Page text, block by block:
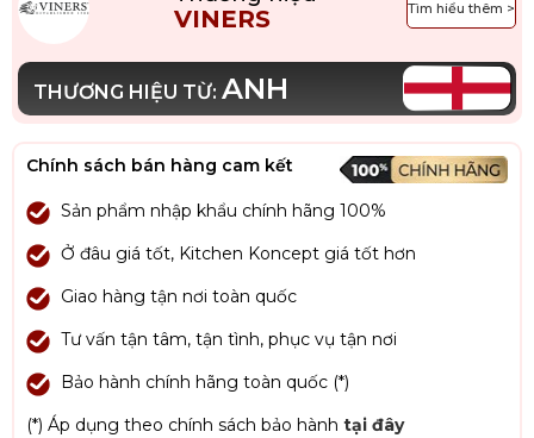
VINERS Tìm hiểu thêm >
THƯƠNG HIỆU TỪ: ANH
Chính sách bán hàng cam kết
Sản phẩm nhập khẩu chính hãng 100%
Ở đâu giá tốt, Kitchen Koncept giá tốt hơn
Giao hàng tận nơi toàn quốc
Tư vấn tận tâm, tận tình, phục vụ tận nơi
Bảo hành chính hãng toàn quốc (*)
(*) Áp dụng theo chính sách bảo hành tại đây